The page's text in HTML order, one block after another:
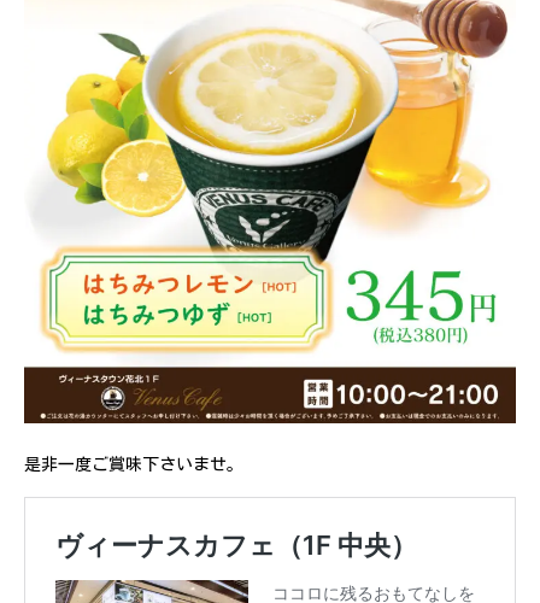
是非一度ご賞味下さいませ。